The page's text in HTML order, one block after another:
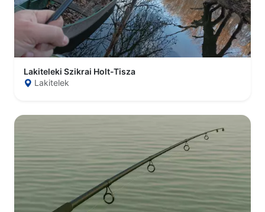
Lakiteleki Szikrai Holt-Tisza
Lakitelek